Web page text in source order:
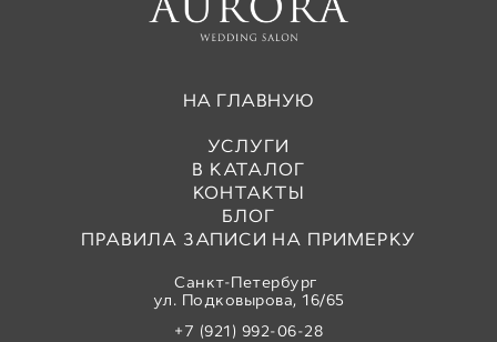
НА ГЛАВНУЮ
УСЛУГИ
В КАТАЛОГ
КОНТАКТЫ
БЛОГ
ПРАВИЛА ЗАПИСИ НА ПРИМЕРКУ
Санкт-Петербург
ул. Подковырова, 16/65
+7 (921) 992-06-28